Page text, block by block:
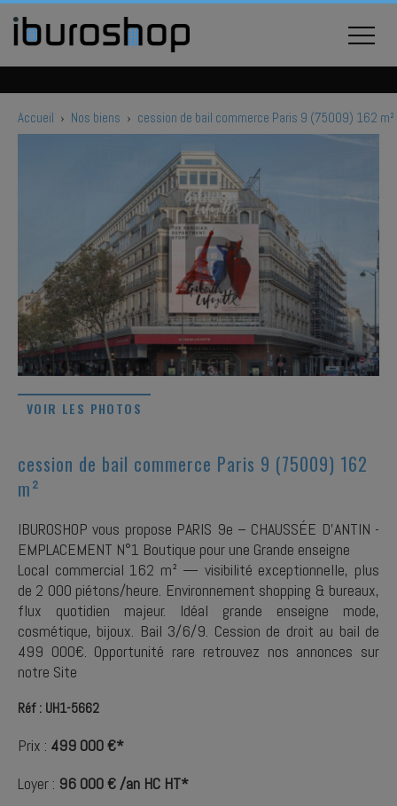
Accueil › Nos biens › cession de bail commerce Paris 9 (75009) 162 m²
VOIR LES PHOTOS
cession de bail commerce Paris 9 (75009) 162
m²
IBUROSHOP vous propose PARIS 9e – CHAUSSÉE D'ANTIN -
EMPLACEMENT N°1 Boutique pour une Grande enseigne
Local commercial 162 m² — visibilité exceptionnelle, plus
de 2 000 piétons/heure. Environnement shopping & bureaux,
flux quotidien majeur. Idéal grande enseigne mode,
cosmétique, bijoux. Bail 3/6/9. Cession de droit au bail de
499 000€. Opportunité rare retrouvez nos annonces sur
notre Site
Réf : UH1-5662
Prix : 499 000 €*
Loyer : 96 000 € /an HC HT*